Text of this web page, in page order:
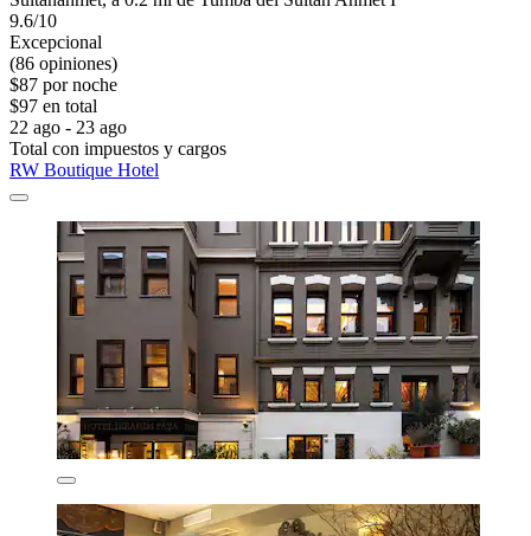
9.6/10
Excepcional
(86 opiniones)
$87 por noche
$97 en total
22 ago - 23 ago
Total con impuestos y cargos
RW Boutique Hotel